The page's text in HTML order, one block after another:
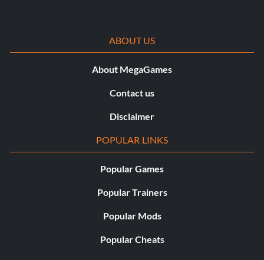
ABOUT US
About MegaGames
Contact us
Disclaimer
POPULAR LINKS
Popular Games
Popular Trainers
Popular Mods
Popular Cheats